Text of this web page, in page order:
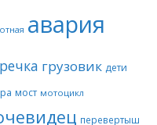
авария
грузовик дети
мост мотоцикл
перевертыш